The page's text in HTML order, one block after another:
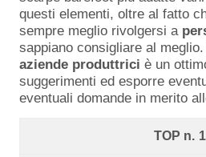
questi elementi, oltre al fatto
sempre meglio rivolgersi a
sappiano consigliare al meglio.
aziende produttrici è un
suggerimenti ed esporre
eventuali domande in merito
1